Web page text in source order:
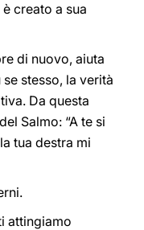
è creato a sua
di nuovo, aiuta
stesso, la verità
Da questa
Salmo: “A te si
tua destra mi
attingiamo